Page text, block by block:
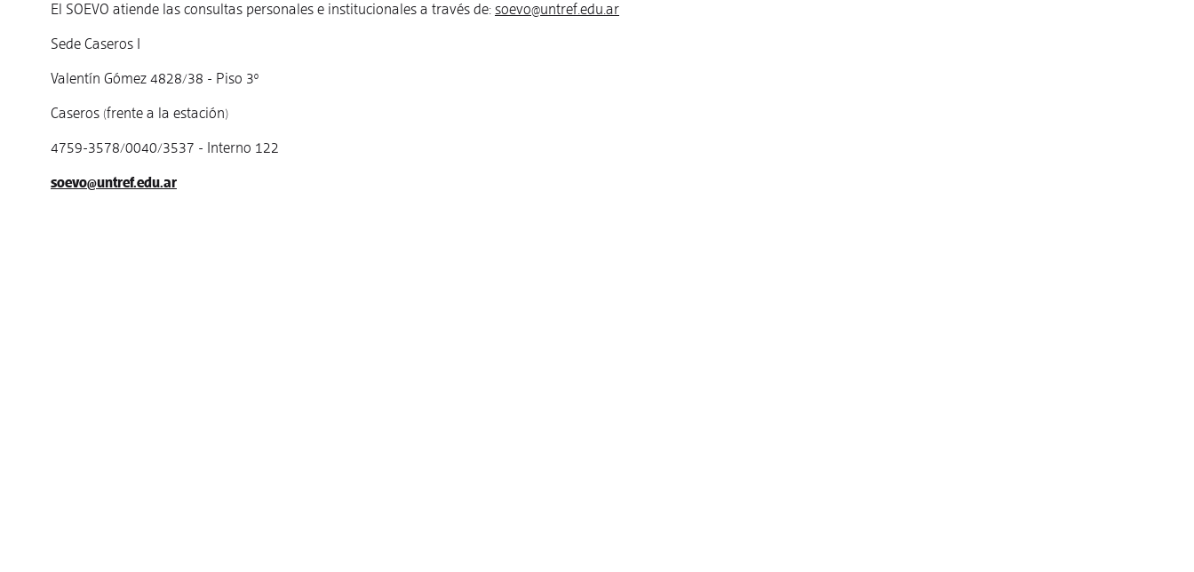
El SOEVO atiende las consultas personales e institucionales a través de: soevo@untref.edu.ar
Sede Caseros I
Valentín Gómez 4828/38 - Piso 3º
Caseros (frente a la estación)
4759-3578/0040/3537 - Interno 122
soevo@untref.edu.ar